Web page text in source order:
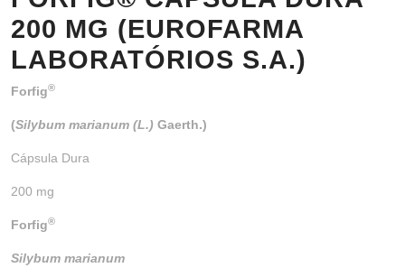
200 MG (EUROFARMA
LABORATÓRIOS S.A.)
Forfig®
(Silybum marianum (L.) Gaerth.)
Cápsula Dura
200 mg
Forfig®
Silybum marianum